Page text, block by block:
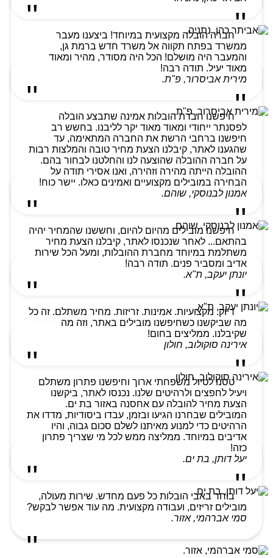
חברה הובלה מקצועית במיוחד! ביצענו מעבר
ממשרד בפתח תקווה אל משרד חדש ברמת גן,
והמעבר היה מושלם! הכל היה מסודר, מהיר ומאוד
מאוד יעיל. תודה רבה!
מירית אביסרור, פ"ת.
חיפשנו חברת הובלות אמינה שתבצע הובלה
לפסנתר ייחודי ומאוד מאוד יקר לליבנו. בחשש רב
חיפשנו ברחבי הרשת את החברה המתאימה, עד
שהגענו לאתר, קיבלנו הצעת מחיר טובה והמלצות רבות
על חברה ההובלה שהוצעה לנו והחלטנו לבחור בהם.
ההובלה הייתה מהירה וזהירה, ואנו אסירי תודה על
הבחירה במובילים מקצועיים ואמינים כאלו. יישר כוח!
אמנון לבנוסקי, שוהם.
חיפשנו מובילים מהיום להיום, וחששנו שהמחיר יהיה
בהתאם... לאחר שנכנסו לאתר, קיבלנו הצעת מחיר
משתלמת במיוחד מחברת ההובלות, ומעל הכל שירות
אדיב ומסביר פנים. תודה רבה!
יונתן יעקב, ת"א.
דיוק. מקצועיות. אמינות. זריזות. מחיר משתלם. זה כל
מה שביקשנו כשחיפשנו מובילים באתר, וזה מה
שקיבלנו. ממליצים בחום!
אירינה סוקולוב, חולון
טסנו לטיול משפחתי ארוך וחיפשנו פתרון משתלם
ויעיל לחפצים ולרהיטים שלנו. נכנסו לאתר, ביקשנו
הצעת מחיר להובלה עם אחסנה באזור בת ים.
המובילים שבחרנו הגיעו ובזמן, עבדו ביסודיות, מדדו את
הרהיטים כדי למנוע מאיתנו לשלם סכום גבוה, והיו
אדיבים במיוחד. ממליצה ממש לכל מי שצריך פתרון
כזה!
יעל דותן, בת ים.
בוחר באבי הובלות כל פעם מחדש. שירות מעולה,
מובילים זריזים, ועבודה מקצועית. מה עוד אפשר לבקש?
סמי אברהמי, אזור.